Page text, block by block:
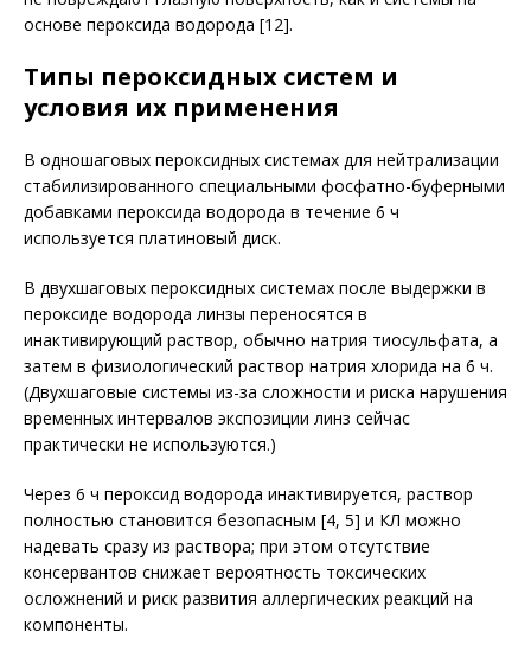
основе пероксида водорода [12].
Типы пероксидных систем и
условия их применения
В одношаговых пероксидных системах для нейтрализации
стабилизированного специальными фосфатно-буферными
добавками пероксида водорода в течение 6 ч
используется платиновый диск.
В двухшаговых пероксидных системах после выдержки в
пероксиде водорода линзы пере­носятся в
инактивирующий раствор, обычно натрия тиосульфата, а
затем в физиологический раствор натрия хлорида на 6 ч.
(Двухшаговые системы из-за сложности и риска нарушения
временных интервалов экспозиции линз сейчас
практически не используются.)
Через 6 ч пероксид водорода инактивируется, раствор
полностью становится безопасным [4, 5] и КЛ можно
надевать сразу из раствора; при этом отсутствие
консервантов снижает вероятность токсических
осложнений и риск развития аллергических реакций на
компоненты.